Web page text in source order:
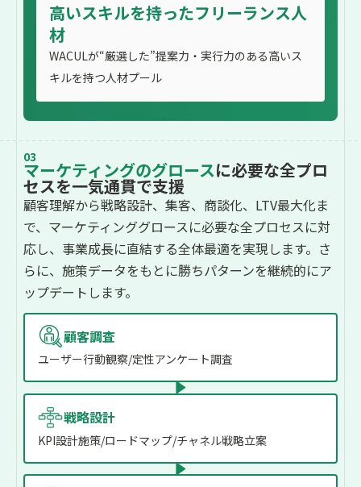
高いスキルを持ったフリーランス人
材
WACULが“厳選した”提案力・実行力のある高いス
キルを持つ人材プール
03
マーケティングのグロースに必要な全プロ
セスを一気通貫で支援
顧客理解から戦略設計、集客、商談化、LTV最大化ま
で、マーケティンググロースに必要な全プロセスに対
応し、事業成長に直結する全体最適を実現します。さ
らに、施策データをもとに勝ちパターンを継続的にア
ップデートします。
顧客調査
ユーザー行動観察/定性アンケート調査
戦略設計
KPI設計施策/ロードマップ/チャネル戦略立案